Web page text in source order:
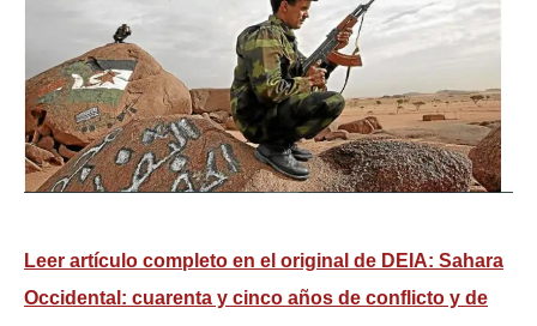
Leer artículo completo en el original de DEIA: Sahara
Occidental: cuarenta y cinco años de conflicto y de